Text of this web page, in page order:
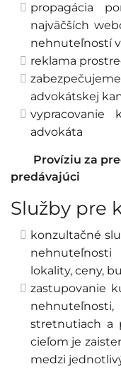
propagácia
najväčších
nehnuteľností v
reklama
advokátskej
vypracovanie
advokáta
Províziu za
predávajúci
Služby pre
konzultačné
lokality, ceny,
zastupovanie
stretnutiach a
cieľom je
medzi